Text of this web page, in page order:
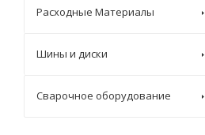
Расходные Материалы
Шины и диски
Сварочное оборудование